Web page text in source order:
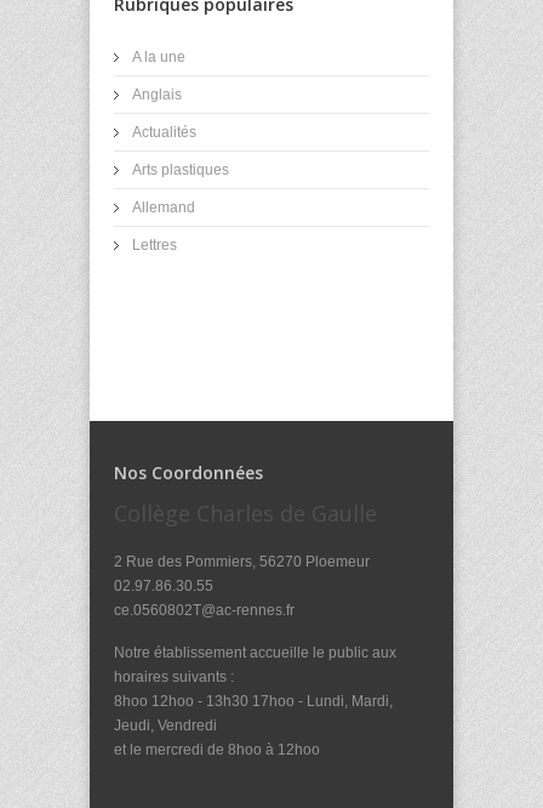
Rubriques populaires
A la une
Anglais
Actualités
Arts plastiques
Allemand
Lettres
Nos Coordonnées
Collège Charles de Gaulle
2 Rue des Pommiers, 56270 Ploemeur
02.97.86.30.55
ce.0560802T@ac-rennes.fr
Notre établissement accueille le public aux
horaires suivants :
8hoo 12hoo - 13h30 17hoo - Lundi, Mardi,
Jeudi, Vendredi
et le mercredi de 8hoo à 12hoo